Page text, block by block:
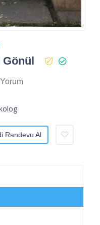
Randevu Al